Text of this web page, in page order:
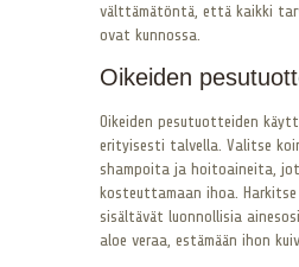
välttämätöntä, että kaikki
ovat kunnossa.
Oikeiden
Oikeiden pesutuotteiden
erityisesti talvella. Valitse
shampoita ja hoitoaineita,
kosteuttamaan ihoa.
sisältävät luonnollisia
aloe veraa, estämään ihon